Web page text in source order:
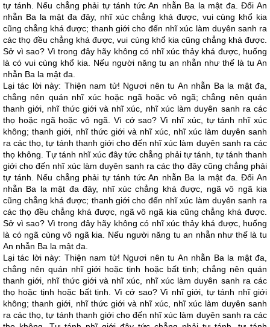
tự tánh. Nếu chẳng phải tự tánh tức An nhẫn Ba la mật đa. Đối An
nhẫn Ba la mật đa đây, nhĩ xúc chẳng khá được, vui cùng khổ kia
cũng chẳng khá được; thanh giới cho đến nhĩ xúc làm duyên sanh ra
các thọ đều chẳng khá được, vui cùng khổ kia cũng chẳng khá được.
Sở vì sao? Vì trong đây hãy không có nhĩ xúc thảy khá được, huống
là có vui cùng khổ kia. Nếu người năng tu an nhẫn như thế là tu An
nhẫn Ba la mật đa.
Lại tác lời này: Thiện nam tử! Ngươi nên tu An nhẫn Ba la mật đa,
chẳng nên quán nhĩ xúc hoặc ngã hoặc vô ngã; chẳng nên quán
thanh giới, nhĩ thức giới và nhĩ xúc, nhĩ xúc làm duyên sanh ra các
thọ hoặc ngã hoặc vô ngã. Vì cớ sao? Vì nhĩ xúc, tự tánh nhĩ xúc
không; thanh giới, nhĩ thức giới và nhĩ xúc, nhĩ xúc làm duyên sanh
ra các thọ, tự tánh thanh giới cho đến nhĩ xúc làm duyên sanh ra các
thọ không. Tự tánh nhĩ xúc đây tức chẳng phải tự tánh, tự tánh thanh
giới cho đến nhĩ xúc làm duyên sanh ra các thọ đây cũng chẳng phải
tự tánh. Nếu chẳng phải tự tánh tức An nhẫn Ba la mật đa. Đối An
nhẫn Ba la mật đa đây, nhĩ xúc chẳng khá được, ngã vô ngã kia
cũng chẳng khá được; thanh giới cho đến nhĩ xúc làm duyên sanh ra
các thọ đều chẳng khá được, ngã vô ngã kia cũng chẳng khá được.
Sở vì sao? Vì trong đây hãy không có nhĩ xúc thảy khá được, huống
là có ngã cùng vô ngã kia. Nếu người năng tu an nhẫn như thế là tu
An nhẫn Ba la mật đa.
Lại tác lời này: Thiện nam tử! Ngươi nên tu An nhẫn Ba la mật đa,
chẳng nên quán nhĩ giới hoặc tịnh hoặc bất tịnh; chẳng nên quán
thanh giới, nhĩ thức giới và nhĩ xúc, nhĩ xúc làm duyên sanh ra các
thọ hoặc tịnh hoặc bất tịnh. Vì cớ sao? Vì nhĩ giới, tự tánh nhĩ giới
không; thanh giới, nhĩ thức giới và nhĩ xúc, nhĩ xúc làm duyên sanh
ra các thọ, tự tánh thanh giới cho đến nhĩ xúc làm duyên sanh ra các